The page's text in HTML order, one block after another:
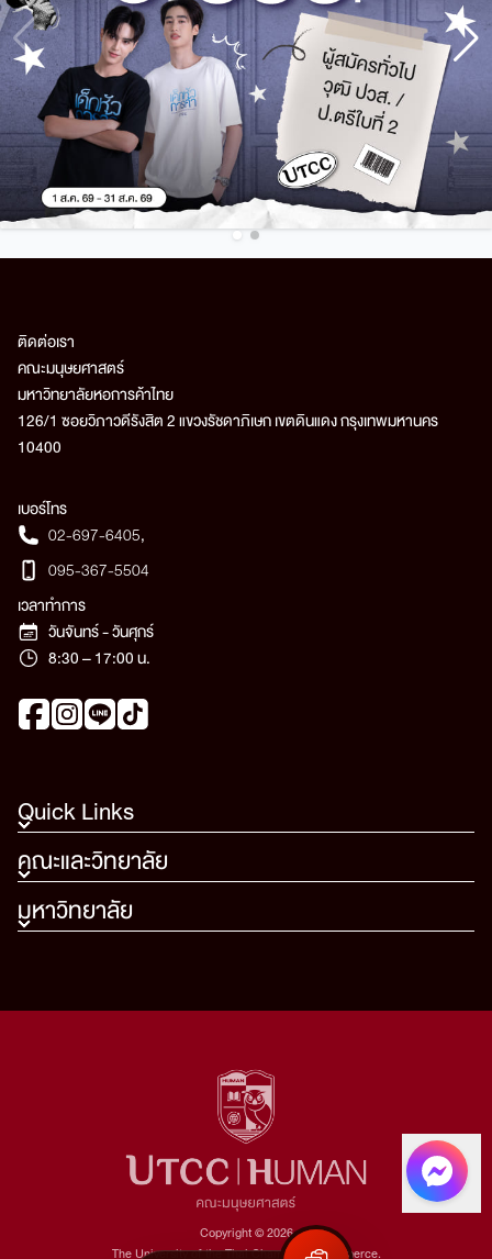
Quick Links
คณะและวิทยาลัย
มหาวิทยาลัย
ติดต่อเรา
คณะมนุษยศาสตร์
มหาวิทยาลัยหอการค้าไทย
126/1 ซอยวิภาวดีรังสิต 2 แขวงรัชดาภิเษก เขตดินแดง กรุงเทพมหานคร
10400
เบอร์โทร
02-697-6405,
095-367-5504
เวลาทำการ
วันจันทร์ - วันศุกร์
8:30 – 17:00 น.
Copyright © 2026
The University of the Thai Chamber of Commerce.